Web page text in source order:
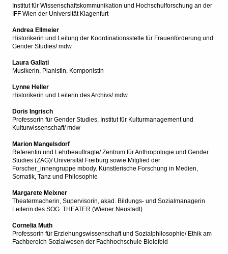
Institut für Wissenschaftskommunikation und Hochschulforschung an der
IFF Wien der Universität Klagenfurt
Andrea Ellmeier
Historikerin und Leitung der Koordinationsstelle für Frauenförderung und
Gender Studies/ mdw
Laura Gallati
Musikerin, Pianistin, Komponistin
Lynne Heller
Historikerin und Leiterin des Archivs/ mdw
Doris Ingrisch
Professorin für Gender Studies, Institut für Kulturmanagement und
Kulturwissenschaft/ mdw
Marion Mangelsdorf
Referentin und Lehrbeauftragte/ Zentrum für Anthropologie und Gender
Studies (ZAG)/ Universität Freiburg sowie Mitglied der
Forscher_innengruppe mbody. Künstlerische Forschung in Medien,
Somatik, Tanz und Philosophie
Margarete Meixner
Theatermacherin, Supervisorin, akad. Bildungs- und Sozialmanagerin
Leiterin des SOG. THEATER (Wiener Neustadt)
Cornelia Muth
Professorin für Erziehungswissenschaft und Sozialphilosophie/ Ethik am
Fachbereich Sozialwesen der Fachhochschule Bielefeld